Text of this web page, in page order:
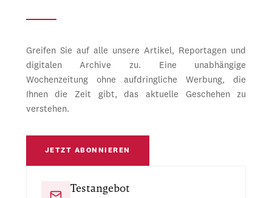
Greifen Sie auf alle unsere Artikel, Reportagen und
digitalen Archive zu. Eine unabhängige
Wochenzeitung ohne aufdringliche Werbung, die
Ihnen die Zeit gibt, das aktuelle Geschehen zu
verstehen.
JETZT ABONNIEREN
Testangebot